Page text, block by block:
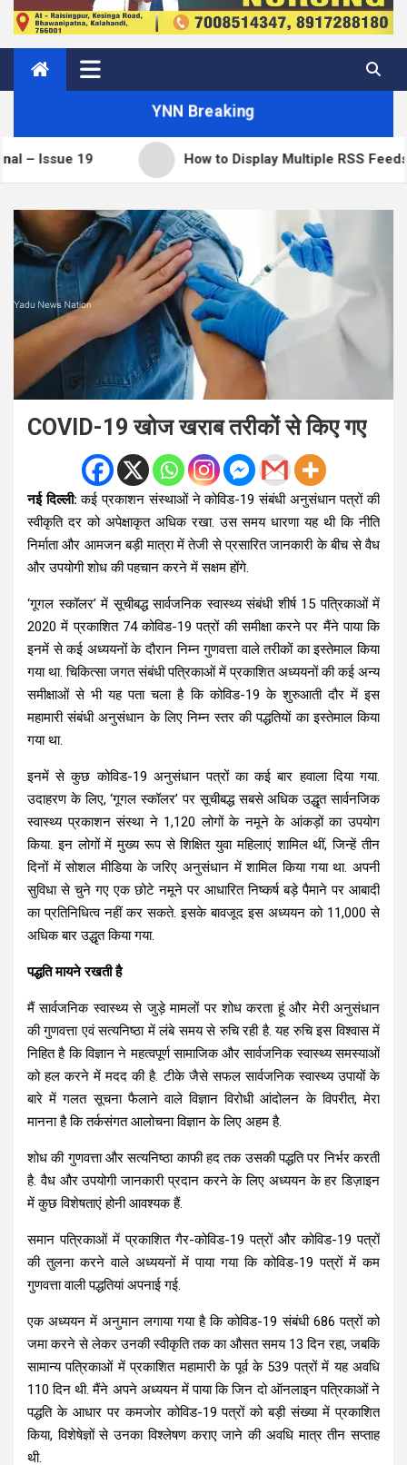
YNN Breaking
How to Display Multiple RSS Feeds on One
COVID-19 खोज खराब तरीकों से किए गए
नई दिल्ली: कई प्रकाशन संस्थाओं ने कोविड-19 संबंधी अनुसंधान पत्रों की
स्वीकृति दर को अपेक्षाकृत अधिक रखा. उस समय धारणा यह थी कि नीति
निर्माता और आमजन बड़ी मात्रा में तेजी से प्रसारित जानकारी के बीच से वैध
और उपयोगी शोध की पहचान करने में सक्षम होंगे.
‘गूगल स्कॉलर’ में सूचीबद्ध सार्वजनिक स्वास्थ्य संबंधी शीर्ष 15 पत्रिकाओं में
2020 में प्रकाशित 74 कोविड-19 पत्रों की समीक्षा करने पर मैंने पाया कि
इनमें से कई अध्ययनों के दौरान निम्न गुणवत्ता वाले तरीकों का इस्तेमाल किया
गया था. चिकित्सा जगत संबंधी पत्रिकाओं में प्रकाशित अध्ययनों की कई अन्य
समीक्षाओं से भी यह पता चला है कि कोविड-19 के शुरुआती दौर में इस
महामारी संबंधी अनुसंधान के लिए निम्न स्तर की पद्धतियों का इस्तेमाल किया
गया था.
इनमें से कुछ कोविड-19 अनुसंधान पत्रों का कई बार हवाला दिया गया.
उदाहरण के लिए, ‘गूगल स्कॉलर’ पर सूचीबद्ध सबसे अधिक उद्धृत सार्वनजिक
स्वास्थ्य प्रकाशन संस्था ने 1,120 लोगों के नमूने के आंकड़ों का उपयोग
किया. इन लोगों में मुख्य रूप से शिक्षित युवा महिलाएं शामिल थीं, जिन्हें तीन
दिनों में सोशल मीडिया के जरिए अनुसंधान में शामिल किया गया था. अपनी
सुविधा से चुने गए एक छोटे नमूने पर आधारित निष्कर्ष बड़े पैमाने पर आबादी
का प्रतिनिधित्व नहीं कर सकते. इसके बावजूद इस अध्ययन को 11,000 से
अधिक बार उद्धृत किया गया.
पद्धति मायने रखती है
मैं सार्वजनिक स्वास्थ्य से जुड़े मामलों पर शोध करता हूं और मेरी अनुसंधान
की गुणवत्ता एवं सत्यनिष्ठा में लंबे समय से रुचि रही है. यह रुचि इस विश्वास में
निहित है कि विज्ञान ने महत्वपूर्ण सामाजिक और सार्वजनिक स्वास्थ्य समस्याओं
को हल करने में मदद की है. टीके जैसे सफल सार्वजनिक स्वास्थ्य उपायों के
बारे में गलत सूचना फैलाने वाले विज्ञान विरोधी आंदोलन के विपरीत, मेरा
मानना है कि तर्कसंगत आलोचना विज्ञान के लिए अहम है.
शोध की गुणवत्ता और सत्यनिष्ठा काफी हद तक उसकी पद्धति पर निर्भर करती
है. वैध और उपयोगी जानकारी प्रदान करने के लिए अध्ययन के हर डिज़ाइन
में कुछ विशेषताएं होनी आवश्यक हैं.
समान पत्रिकाओं में प्रकाशित गैर-कोविड-19 पत्रों और कोविड-19 पत्रों
की तुलना करने वाले अध्ययनों में पाया गया कि कोविड-19 पत्रों में कम
गुणवत्ता वाली पद्धतियां अपनाई गई.
एक अध्ययन में अनुमान लगाया गया है कि कोविड-19 संबंधी 686 पत्रों को
जमा करने से लेकर उनकी स्वीकृति तक का औसत समय 13 दिन रहा, जबकि
सामान्य पत्रिकाओं में प्रकाशित महामारी के पूर्व के 539 पत्रों में यह अवधि
110 दिन थी. मैंने अपने अध्ययन में पाया कि जिन दो ऑनलाइन पत्रिकाओं ने
पद्धति के आधार पर कमजोर कोविड-19 पत्रों को बड़ी संख्या में प्रकाशित
किया, विशेषेज्ञों से उनका विश्लेषण कराए जाने की अवधि मात्र तीन सप्ताह
थी.